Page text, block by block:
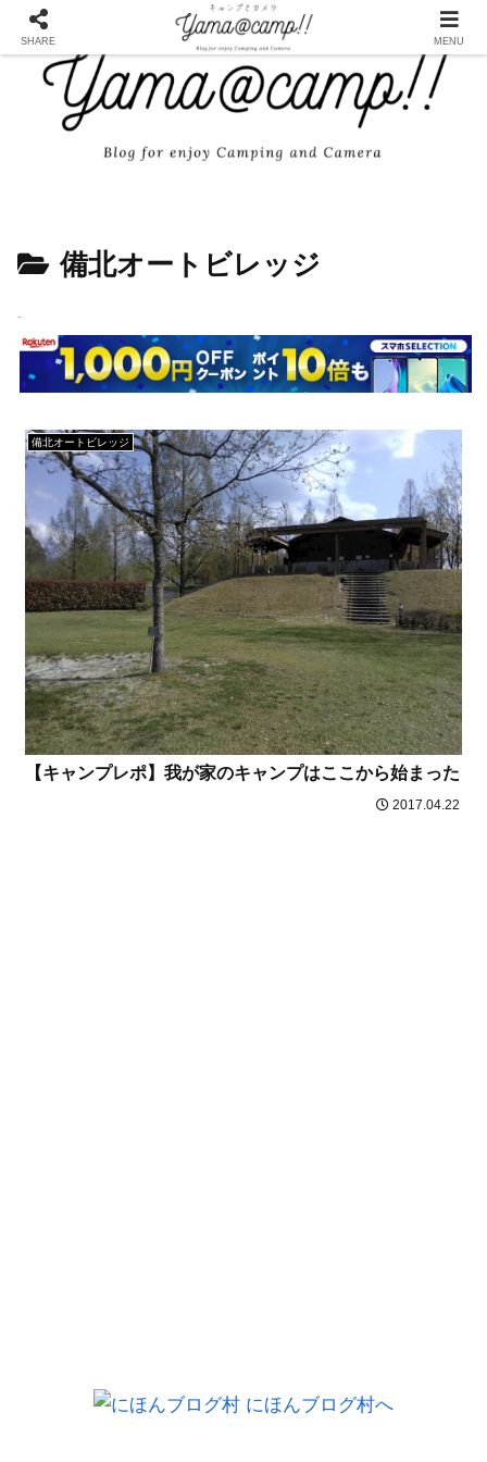
備北オートビレッジ
備北オートビレッジ
【キャンプレポ】我が家のキャンプはここから始まった
2017.04.22
SHARE MENU